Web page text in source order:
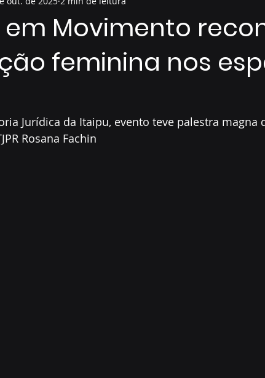
em Movimento
feminina nos
Jurídica da Itaipu, evento teve palestra magna
Rosana Fachin